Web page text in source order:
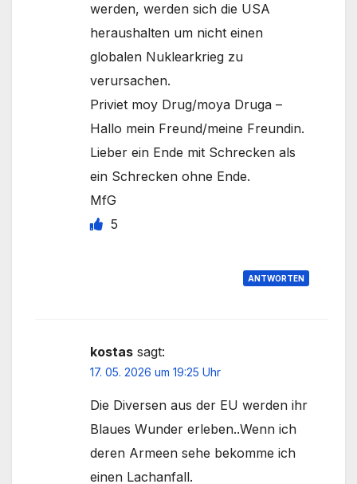
werden, werden sich die USA
heraushalten um nicht einen
globalen Nuklearkrieg zu
verursachen.
Priviet moy Drug/moya Druga –
Hallo mein Freund/meine Freundin.
Lieber ein Ende mit Schrecken als
ein Schrecken ohne Ende.
MfG
5
ANTWORTEN
kostas sagt:
17. 05. 2026 um 19:25 Uhr
Die Diversen aus der EU werden ihr
Blaues Wunder erleben..Wenn ich
deren Armeen sehe bekomme ich
einen Lachanfall.